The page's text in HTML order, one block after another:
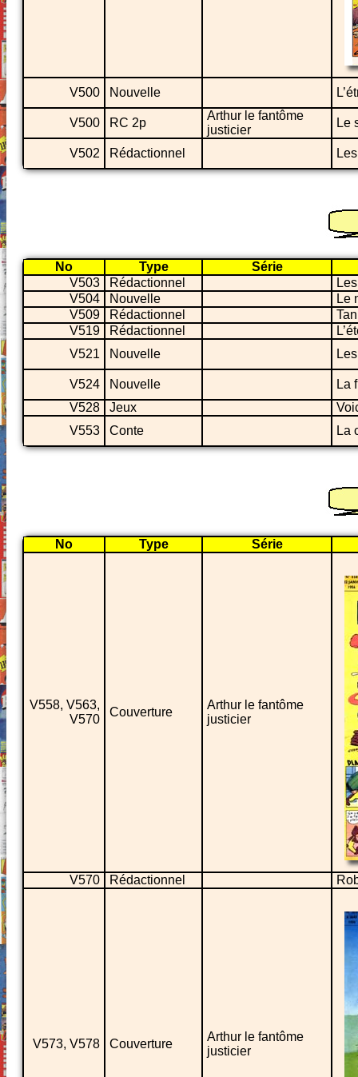
V500 Nouvelle
V500 RC 2p
Arthur le fantôme
justicier
Le
V502 Rédactionnel
No Type
Série
V503
Rédactionnel
V504
Nouvelle
Le
V509
Rédactionnel
V519
Rédactionnel
V521
Nouvelle
V524 Nouvelle
La
V528
Jeux
V553
Conte La
No Type Série
V558, V563,
V570
Couverture
Arthur le fantôme
justicier
V570 Rédactionnel
V573, V578 Couverture
Arthur le fantôme
justicier